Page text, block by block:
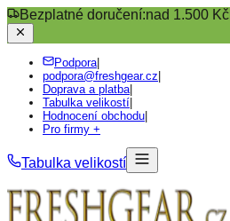
Bezplatné doručení:nad 1.500 Kč
Podpora|
podpora@freshgear.cz
Doprava a platba|
Tabulka velikostí
Hodnocení obchodu
Pro firmy +
Tabulka velikostí